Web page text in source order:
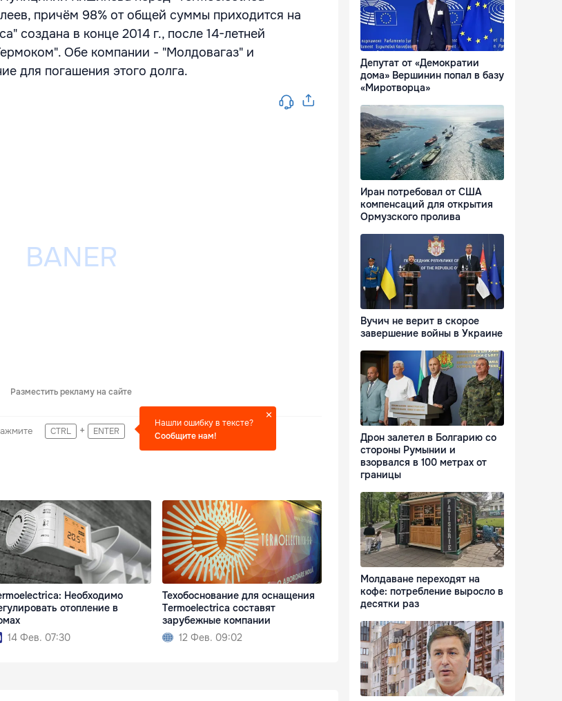
причём 98% от общей суммы приходится на
создана в конце 2014 г., после 14-летней
Обе компании - "Молдовагаз" и
для погашения этого долга.
Разместить рекламу на сайте
CTRL + ENTER
Нашли ошибку в тексте?
Сообщите нам!
Необходимо
отопление в
14 Фев. 07:30
Техобоснование для оснащения
Termoelectrica составят
зарубежные компании
12 Фев. 09:02
Депутат от «Демократии
дома» Вершинин попал в базу
«Миротворца»
Иран потребовал от США
компенсаций для открытия
Ормузского пролива
Вучич не верит в скорое
завершение войны в Украине
Дрон залетел в Болгарию со
стороны Румынии и
взорвался в 100 метрах от
границы
Молдаване переходят на
кофе: потребление выросло в
десятки раз